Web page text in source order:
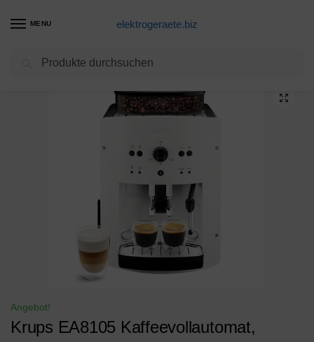
MENU elektrogeraete.biz
Kaffeevollautomaten Produkte
Angebot!
Krups EA8105 Kaffeevollautomat,